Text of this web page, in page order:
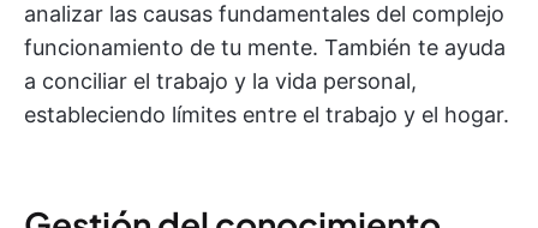
analizar las causas fundamentales del complejo
funcionamiento de tu mente. También te ayuda
a conciliar el trabajo y la vida personal,
estableciendo límites entre el trabajo y el hogar.